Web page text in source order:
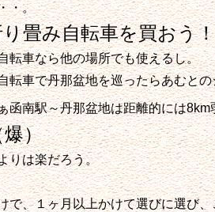
・。
畳み自転車を買おう！
転車なら他の場所でも使えるし。
転車で丹那盆地を巡ったらあむと
函南駅～丹那盆地は距離的には8km
）
りは楽だろう。
で、１ヶ月以上かけて選びに選び